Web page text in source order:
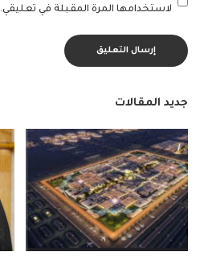
لاستخدامها المرة المقبلة في تعليقي.
جديد المقالات